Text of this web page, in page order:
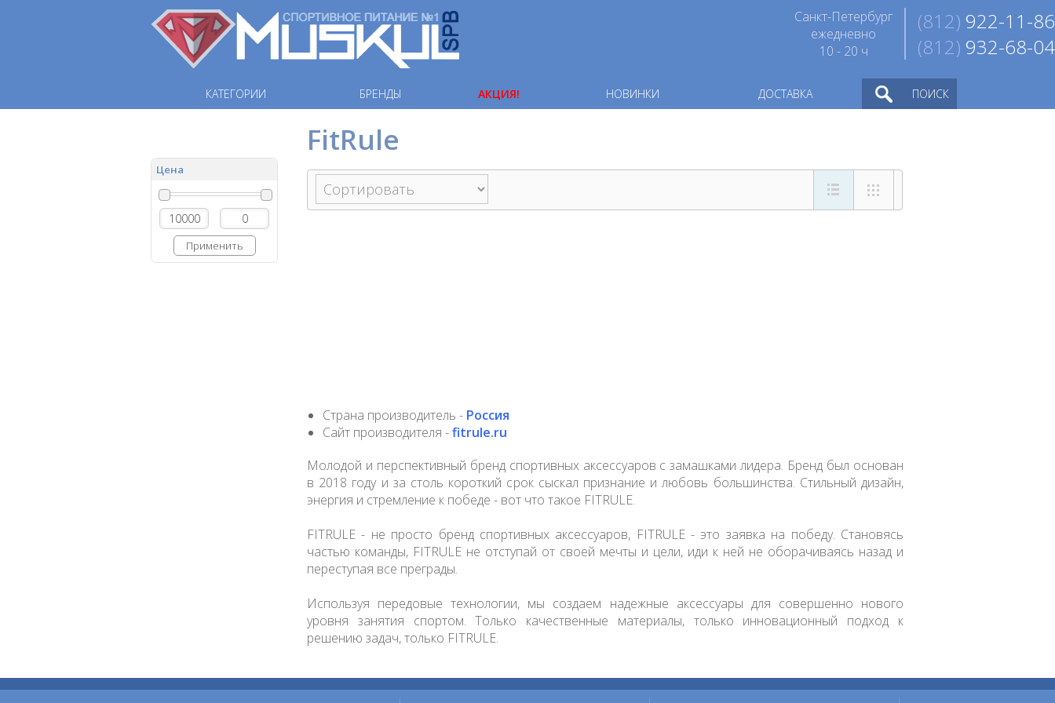
(812) 922-11-86
(812) 932-68-04
Санкт-Петербург
ежедневно
10 - 20 ч
КАТЕГОРИИ БРЕНДЫ АКЦИЯ! НОВИНКИ ДОСТАВКА ПОИСК
Цена
Применить
FitRule
Страна производитель - Россия
Сайт производителя -fitrule.ru
Молодой и перспективный бренд спортивных аксессуаров с замашками лидера. Бренд был основан
в 2018 году и за столь короткий срок сыскал признание и любовь большинства. Стильный дизайн,
энергия и стремление к победе - вот что такое FITRULE.
FITRULE - не просто бренд спортивных аксессуаров, FITRULE - это заявка на победу. Становясь
частью команды, FITRULE не отступай от своей мечты и цели, иди к ней не оборачиваясь назад и
переступая все преграды.
Используя передовые технологии, мы создаем надежные аксессуары для совершенно нового
уровня занятия спортом. Только качественные материалы, только инновационный подход к
решению задач, только FITRULE.